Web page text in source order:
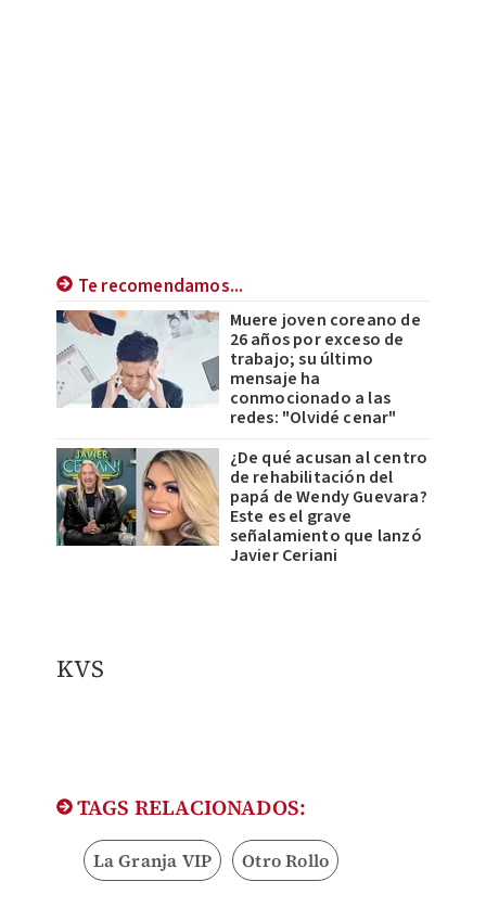
Te recomendamos...
Muere joven coreano de
26 años por exceso de
trabajo; su último
mensaje ha
conmocionado a las
redes: "Olvidé cenar"
¿De qué acusan al centro
de rehabilitación del
papá de Wendy Guevara?
Este es el grave
señalamiento que lanzó
Javier Ceriani
KVS
TAGS RELACIONADOS:
La Granja VIP Otro Rollo